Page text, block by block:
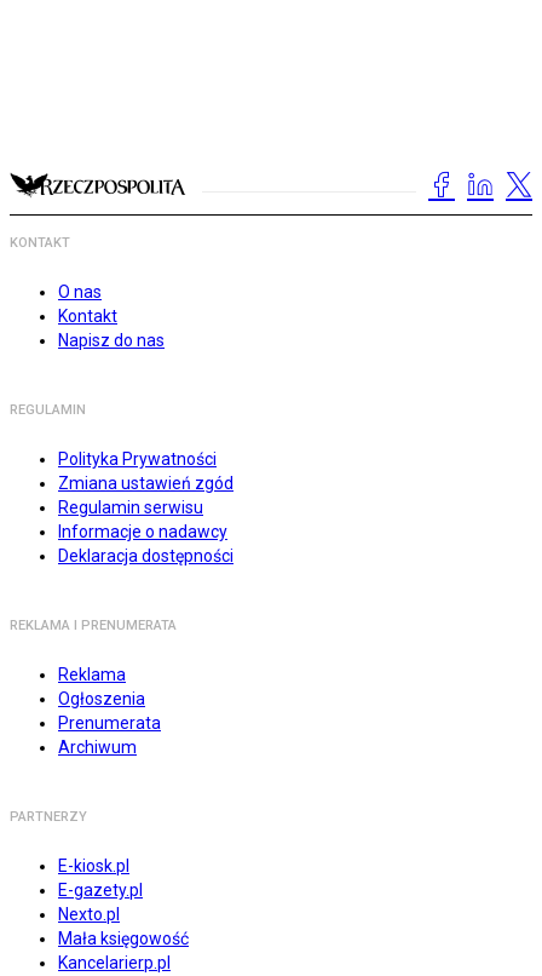
KONTAKT
O nas
Kontakt
Napisz do nas
REGULAMIN
Polityka Prywatności
Zmiana ustawień zgód
Regulamin serwisu
Informacje o nadawcy
Deklaracja dostępności
REKLAMA I PRENUMERATA
Reklama
Ogłoszenia
Prenumerata
Archiwum
PARTNERZY
E-kiosk.pl
E-gazety.pl
Nexto.pl
Mała księgowość
Kancelarierp.pl